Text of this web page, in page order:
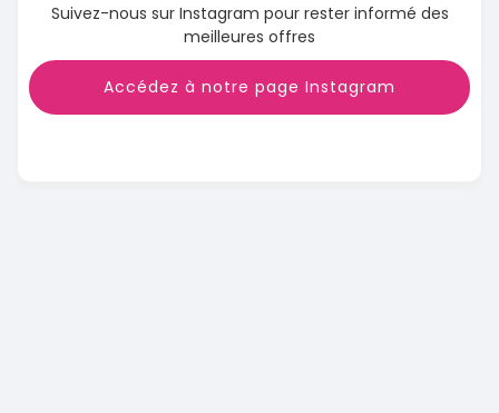
Suivez-nous sur Instagram pour rester informé des
meilleures offres
Accédez à notre page Instagram